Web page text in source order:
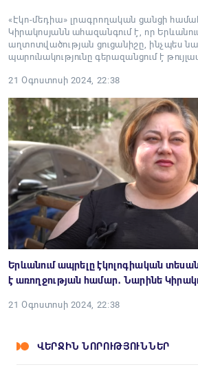
«Էկո-մեդիա» լրագրողական ցանցի
Կիրակոսյանն ահազանգում է, որ
աղտոտվածության ցուցանիշը, ինչպես
պարունակությունը գերազանցում է
21 Օգոստոսի 2024, 22:38
Երևանում ապրելը էկոլոգիական
է առողջության համար․ Նարինե
21 Օգոստոսի 2024, 22:38
ՎԵՐՋԻՆ ՆՈՐՈՒԹՅՈՒՆՆԵՐ